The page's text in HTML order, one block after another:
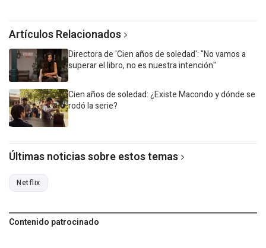
Artículos Relacionados
Directora de 'Cien años de soledad': "No vamos a
superar el libro, no es nuestra intención"
Cien años de soledad: ¿Existe Macondo y dónde se
rodó la serie?
Últimas noticias sobre estos temas
Netflix
Contenido patrocinado